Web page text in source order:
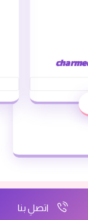
اتصلِ بنا